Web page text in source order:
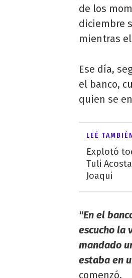
de los
diciembre
mientras
Ese día,
el banco,
quien se
LEÉ
Explotó
Tuli
Joaqui
"En el
escucho la
mandado
estaba en
comenzó.